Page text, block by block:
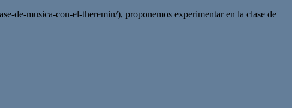
de-musica-con-el-theremin/), proponemos experimentar en la clase de